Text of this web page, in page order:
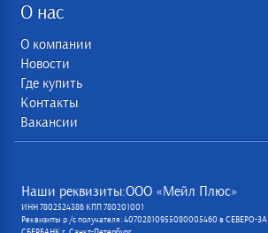
О нас
О компании
Новости
Где купить
Контакты
Вакансии
Наши реквизиты:ООО «Мейл Плюс»
ИНН 7802524386 КПП 780201001
Реквизиты р /с получателя: 40702810955080005460 в